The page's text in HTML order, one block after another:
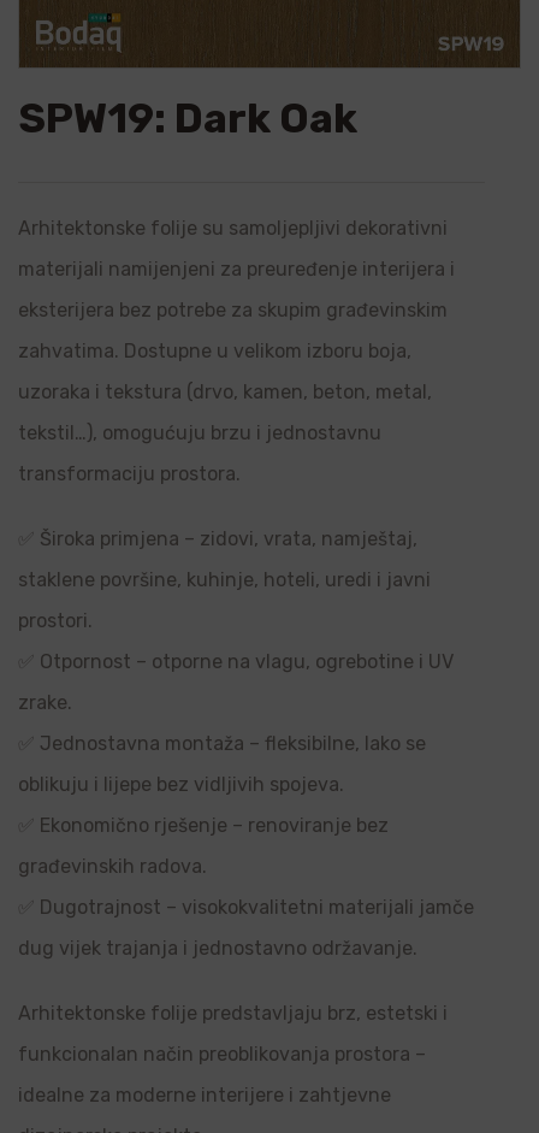
SPW19: Dark Oak
Arhitektonske folije su samoljepljivi dekorativni
materijali namijenjeni za preuređenje interijera i
eksterijera bez potrebe za skupim građevinskim
zahvatima. Dostupne u velikom izboru boja,
uzoraka i tekstura (drvo, kamen, beton, metal,
tekstil…), omogućuju brzu i jednostavnu
transformaciju prostora.
✅ Široka primjena – zidovi, vrata, namještaj,
staklene površine, kuhinje, hoteli, uredi i javni
prostori.
✅ Otpornost – otporne na vlagu, ogrebotine i UV
zrake.
✅ Jednostavna montaža – fleksibilne, lako se
oblikuju i lijepe bez vidljivih spojeva.
✅ Ekonomično rješenje – renoviranje bez
građevinskih radova.
✅ Dugotrajnost – visokokvalitetni materijali jamče
dug vijek trajanja i jednostavno održavanje.
Arhitektonske folije predstavljaju brz, estetski i
funkcionalan način preoblikovanja prostora –
idealne za moderne interijere i zahtjevne